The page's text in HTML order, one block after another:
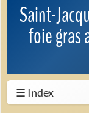
Saint-
foie gras
☰ Index